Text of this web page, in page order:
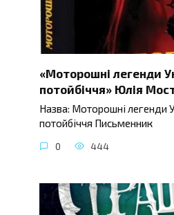
«Моторошні легенди
потойбіччя» Юлія
Назва: Моторошні легенди
потойбіччя Письменник
0 444